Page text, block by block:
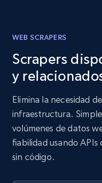
WEB SCRAPERS
Scrapers
y
Elimina la necesidad
infraestructura.
volúmenes de datos
fiabilidad usando APIs
sin código.